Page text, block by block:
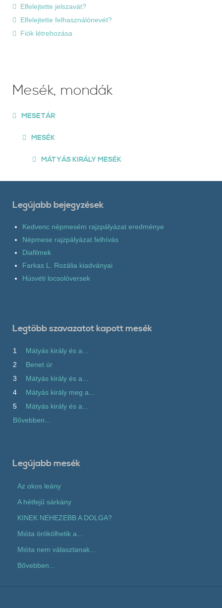
Elfelejtette jelszavát?
Elfelejtette felhasználónevét?
Fiók létrehozása
Mesék, mondák
MESETÁR
MESÉK
MÁTYÁS KIRÁLY MESÉK
Legújabb bejegyzések
Kedvenc népmesém rajzpályázat eredménye
Népmese rajzpályázat felhívás
Diafilmek
Farkas L. Rozália kiadványai
Húsvéti locsolóversek
Legtöbb szavazatot kapott mesék
1
Mátyás király és a...
2
Benet úr
3
Mátyás király és a...
4
Mátyás király meg a...
5
Mátyás király és a...
Bővebben...
Legújabb mesék
Az okos leány
A hétfejű sárkány
KINEK NEHEZEBB A DOLGA?
Mióta örökölhetik a...
Mióta nem választanak...
Bővebben...